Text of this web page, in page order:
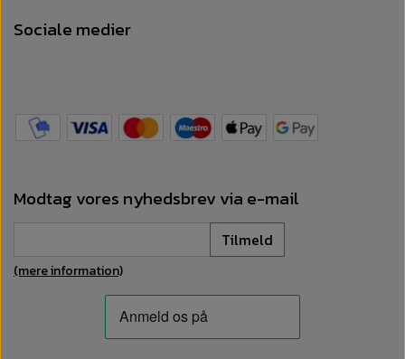
Sociale medier
Modtag vores nyhedsbrev via e-mail
Tilmeld
(mere information)